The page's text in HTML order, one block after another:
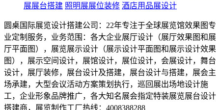
展展台搭建 照明展展位装修 酒店用品展设计
圆桌国际展览设计搭建公司：22年专注于全球展览馆效果图专
业定制服务，业务范围：各大企业展厅设计（展厅效果图和展
厅平面图），展览展示设计（展示设计平面图和展示设计效果
图），展示空间设计，展馆设计，展位设计，会展设计，舞台
设计，展厅装修，展台设计及搭建，展台设计与搭建，展会主
场承建，大型会议活动方案策划执行，巡回展出场地设计施
工，企业形象品牌推广，各大知名展会指定特装展览展台设计
搭建商，展览制作工厂热线：4008388288